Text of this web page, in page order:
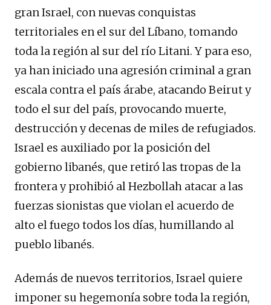
gran Israel, con nuevas conquistas
territoriales en el sur del Líbano, tomando
toda la región al sur del río Litani. Y para eso,
ya han iniciado una agresión criminal a gran
escala contra el país árabe, atacando Beirut y
todo el sur del país, provocando muerte,
destrucción y decenas de miles de refugiados.
Israel es auxiliado por la posición del
gobierno libanés, que retiró las tropas de la
frontera y prohibió al Hezbollah atacar a las
fuerzas sionistas que violan el acuerdo de
alto el fuego todos los días, humillando al
pueblo libanés.
Además de nuevos territorios, Israel quiere
imponer su hegemonía sobre toda la región,